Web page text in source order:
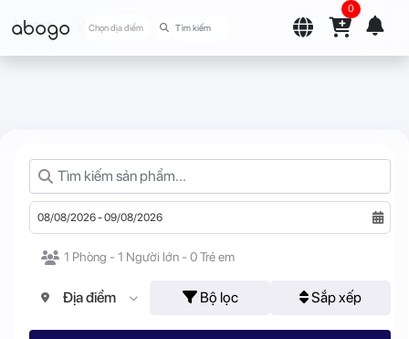
abogo Chọn địa điểm
0
Home Villa
1 Phòng - 1 Người lớn - 0 Trẻ em
Địa điểm Bộ lọc Sắp xếp